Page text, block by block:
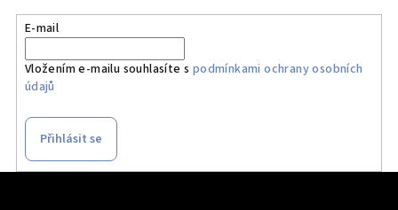
E-mail
Vložením e-mailu souhlasíte s podmínkami ochrany osobních
údajů
Přihlásit se